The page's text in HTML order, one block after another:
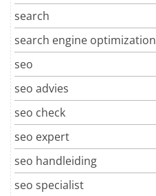
search
search engine optimization
seo
seo advies
seo check
seo expert
seo handleiding
seo specialist